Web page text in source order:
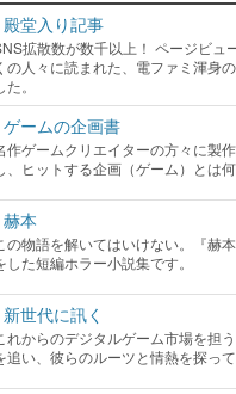
殿堂入り記事
拡散数が数千以上！ ページビュ
の人々に読まれた、電ファミ渾身
た。
ゲームの企画書
作ゲームクリエイターの方々に製
、ヒットする企画（ゲーム）とは
赫本
の物語を解いてはいけない。『赫
した短編ホラー小説集です。
新世代に訊く
れからのデジタルゲーム市場を担
追い、彼らのルーツと情熱を探って